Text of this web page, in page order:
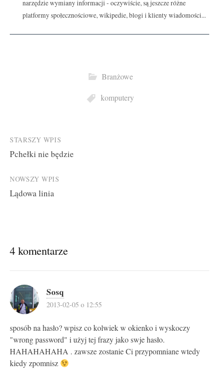
narzędzie wymiany informacji - oczywiście, są jeszcze różne
platformy społecznościowe, wikipedie, blogi i klienty wiadomości...
Branżowe
komputery
Post
navigation
STARSZY WPIS
Pchełki nie będzie
NOWSZY WPIS
Lądowa linia
4 komentarze
Sosq
2013-02-05 o 12:55
sposób na hasło? wpisz co kolwiek w okienko i wyskoczy
"wrong password" i użyj tej frazy jako swje hasło.
HAHAHAHAHA . zawsze zostanie Ci przypomniane wtedy
kiedy zpomnisz